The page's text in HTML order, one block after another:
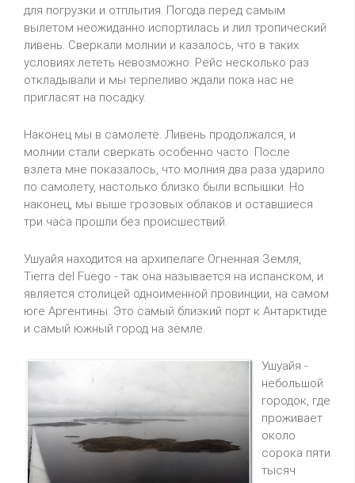
для погрузки и отплытия. Погода перед самым
вылетом неожиданно испортилась и лил тропический
ливень. Сверкали молнии и казалось, что в таких
условиях лететь невозможно. Рейс несколько раз
откладывали и мы терпеливо ждали пока нас не
пригласят на посадку.
Наконец мы в самолете. Ливень продолжался, и
молнии стали сверкать особенно часто. После
взлета мне показалось, что молния два раза ударило
по самолету, настолько близко были вспышки. Но
наконец, мы выше грозовых облаков и оставшиеся
три часа прошли без происшествий.
Ушуайя находится на архипелаге Огненная Земля,
Tierra del Fuego - так она называется на испанском, и
является столицей одноименной провинции, на самом
юге Аргентины. Это самый близкий порт к Антарктиде
и самый южный город на земле.
Ушуайя -
небольшой
городок, где
проживает
около
сорока пяти
тысяч